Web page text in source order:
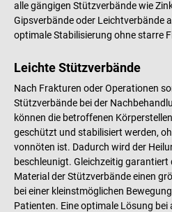
alle gängigen Stützverbände wie
Gipsverbände oder Leichtverbände
optimale Stabilisierung ohne starre
Leichte Stützverbände
Nach Frakturen oder Operationen
Stützverbände bei der
können die betroffenen
geschützt und stabilisiert werden,
vonnöten ist. Dadurch wird der
beschleunigt. Gleichzeitig garantiert
Material der Stützverbände einen
bei einer kleinstmöglichen
Patienten. Eine optimale Lösung bei